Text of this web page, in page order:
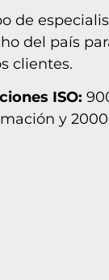
de
del país
clientes.
ISO:
y